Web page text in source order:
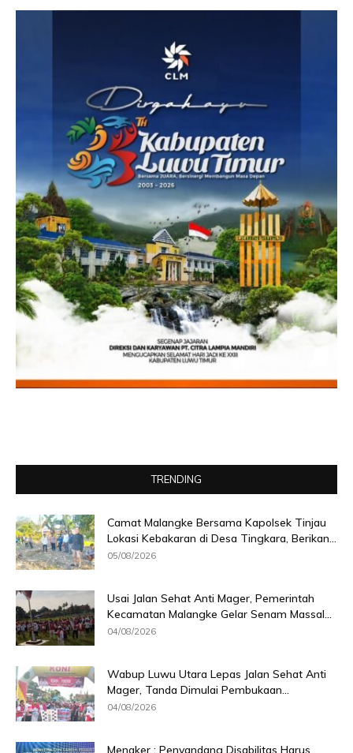
TRENDING
Camat Malangke Bersama Kapolsek Tinjau
Lokasi Kebakaran di Desa Tingkara, Berikan...
05/08/2026
Usai Jalan Sehat Anti Mager, Pemerintah
Kecamatan Malangke Gelar Senam Massal...
04/08/2026
Wabup Luwu Utara Lepas Jalan Sehat Anti
Mager, Tanda Dimulai Pembukaan...
04/08/2026
Menaker : Penyandang Disabilitas Harus